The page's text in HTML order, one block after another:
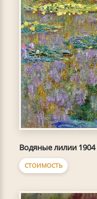
Водяные лилии 1904
СТОИМОСТЬ